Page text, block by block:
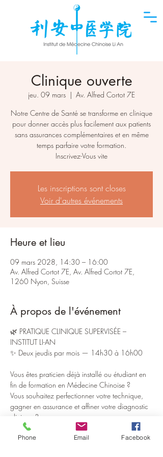
Clinique ouverte
jeu. 09 mars
  |
Av. Alfred Cortot 7E
Notre Centre de Santé se transforme en clinique
pour donner accès plus facilement aux patients
sans assurances complémentaires et en même
temps parfaire votre formation.
Inscrivez-Vous vite
Les inscriptions sont closes
Voir d'autres événements
Heure et lieu
09 mars 2028, 14:30 – 16:00
Av. Alfred Cortot 7E, Av. Alfred Cortot 7E,
1260 Nyon, Suisse
À propos de l'événement
🌿 PRATIQUE CLINIQUE SUPERVISÉE –
INSTITUT LI-AN
✨ Deux jeudis par mois — 14h30 à 16h00
Vous êtes praticien déjà installé ou étudiant en
fin de formation en Médecine Chinoise ?
Vous souhaitez perfectionner votre technique,
gagner en assurance et affiner votre diagnostic
clinique ?
L’Institut Li-An ouvre ses portes pour des sessions
Phone Email Facebook